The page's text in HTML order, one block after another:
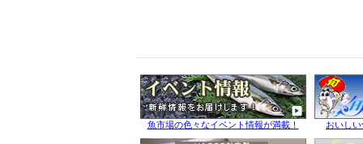
魚市場の色々なイベント情報が満載！ おいし